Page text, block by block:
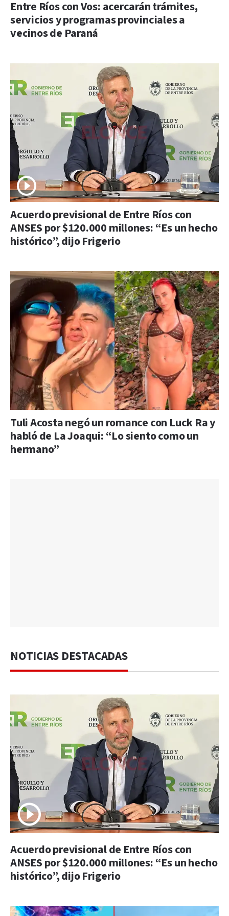
Entre Ríos con Vos: acercarán trámites,
servicios y programas provinciales a
vecinos de Paraná
Acuerdo previsional de Entre Ríos con
ANSES por $120.000 millones: “Es un hecho
histórico”, dijo Frigerio
Tuli Acosta negó un romance con Luck Ra y
habló de La Joaqui: “Lo siento como un
hermano”
NOTICIAS DESTACADAS
Acuerdo previsional de Entre Ríos con
ANSES por $120.000 millones: “Es un hecho
histórico”, dijo Frigerio